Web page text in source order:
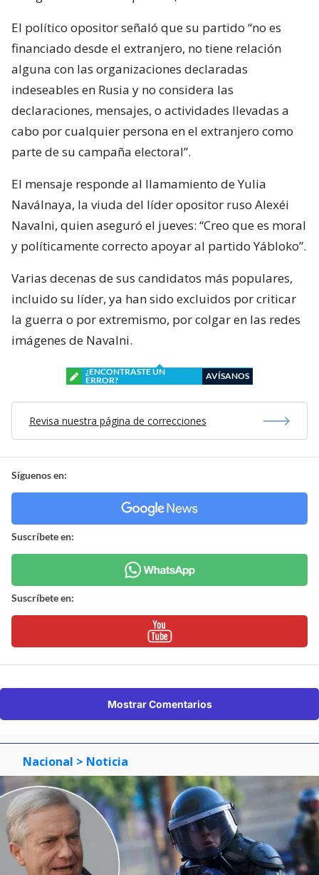
El político opositor señaló que su partido “no es
financiado desde el extranjero, no tiene relación
alguna con las organizaciones declaradas
indeseables en Rusia y no considera las
declaraciones, mensajes, o actividades llevadas a
cabo por cualquier persona en el extranjero como
parte de su campaña electoral”.
El mensaje responde al llamamiento de Yulia
Naválnaya, la viuda del líder opositor ruso Alexéi
Navalni, quien aseguró el jueves: “Creo que es moral
y políticamente correcto apoyar al partido Yábloko”.
Varias decenas de sus candidatos más populares,
incluido su líder, ya han sido excluidos por criticar
la guerra o por extremismo, por colgar en las redes
imágenes de Navalni.
¿ENCONTRASTE UN
ERROR?
AVÍSANOS
Revisa nuestra página de correcciones
Síguenos en:
Suscríbete en:
Suscríbete en:
Mostrar Comentarios
Nacional > Noticia